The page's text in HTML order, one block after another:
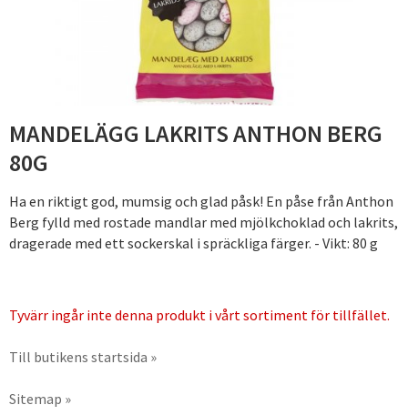
MANDELÄGG LAKRITS ANTHON BERG
80G
Ha en riktigt god, mumsig och glad påsk! En påse från Anthon
Berg fylld med rostade mandlar med mjölkchoklad och lakrits,
dragerade med ett sockerskal i spräckliga färger. - Vikt: 80 g
Tyvärr ingår inte denna produkt i vårt sortiment för tillfället.
Till butikens startsida »
Sitemap »